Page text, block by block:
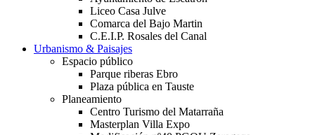
Liceo Casa Julve
Comarca del Bajo Martin
C.E.I.P. Rosales del Canal
Urbanismo & Paisajes
Espacio público
Parque riberas Ebro
Plaza pública en Tauste
Planeamiento
Centro Turismo del Matarraña
Masterplan Villa Expo